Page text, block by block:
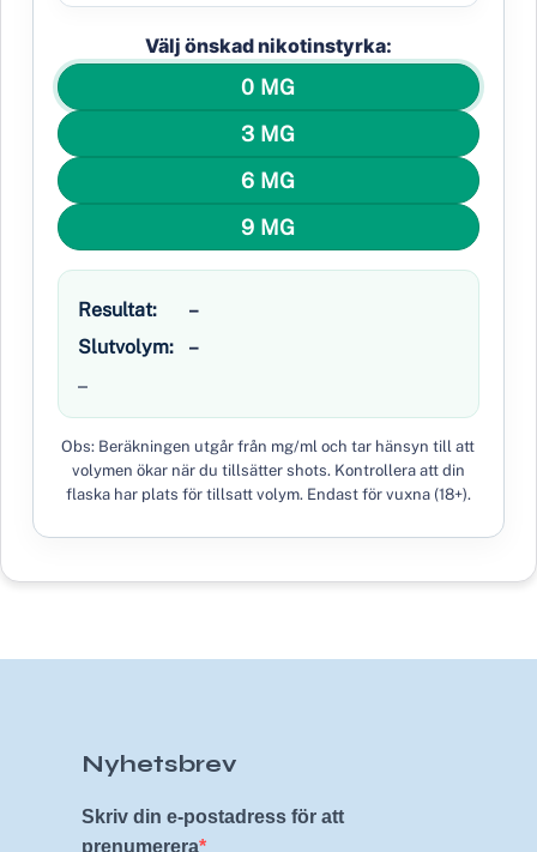
Välj önskad nikotinstyrka:
0 MG
3 MG
6 MG
9 MG
Resultat:
–
Slutvolym:
–
–
Obs: Beräkningen utgår från mg/ml och tar hänsyn till att
volymen ökar när du tillsätter shots. Kontrollera att din
flaska har plats för tillsatt volym. Endast för vuxna (18+).
Nyhetsbrev
Skriv din e-postadress för att
prenumerera